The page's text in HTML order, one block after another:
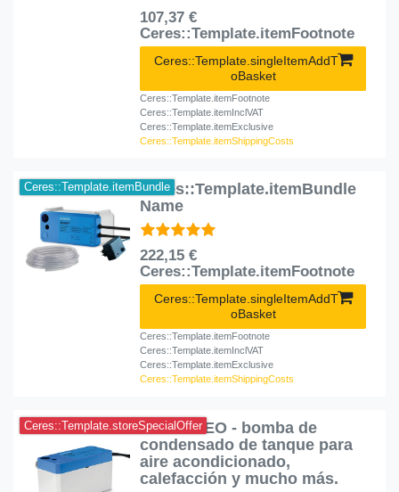
107,37 €
Ceres::Template.itemFootnote
Ceres::Template.singleItemAddT
oBasket
Ceres::Template.itemFootnote
Ceres::Template.itemInclVAT
Ceres::Template.itemExclusive
Ceres::Template.itemShippingCosts
Ceres::Template.itemBundleCeres::Template.itemBundle
Name
222,15 €
Ceres::Template.itemFootnote
Ceres::Template.singleItemAddT
oBasket
Ceres::Template.itemFootnote
Ceres::Template.itemInclVAT
Ceres::Template.itemExclusive
Ceres::Template.itemShippingCosts
Ceres::Template.storeSpecialOfferEE400 NEO - bomba de
condensado de tanque para
aire acondicionado,
calefacción y mucho más.